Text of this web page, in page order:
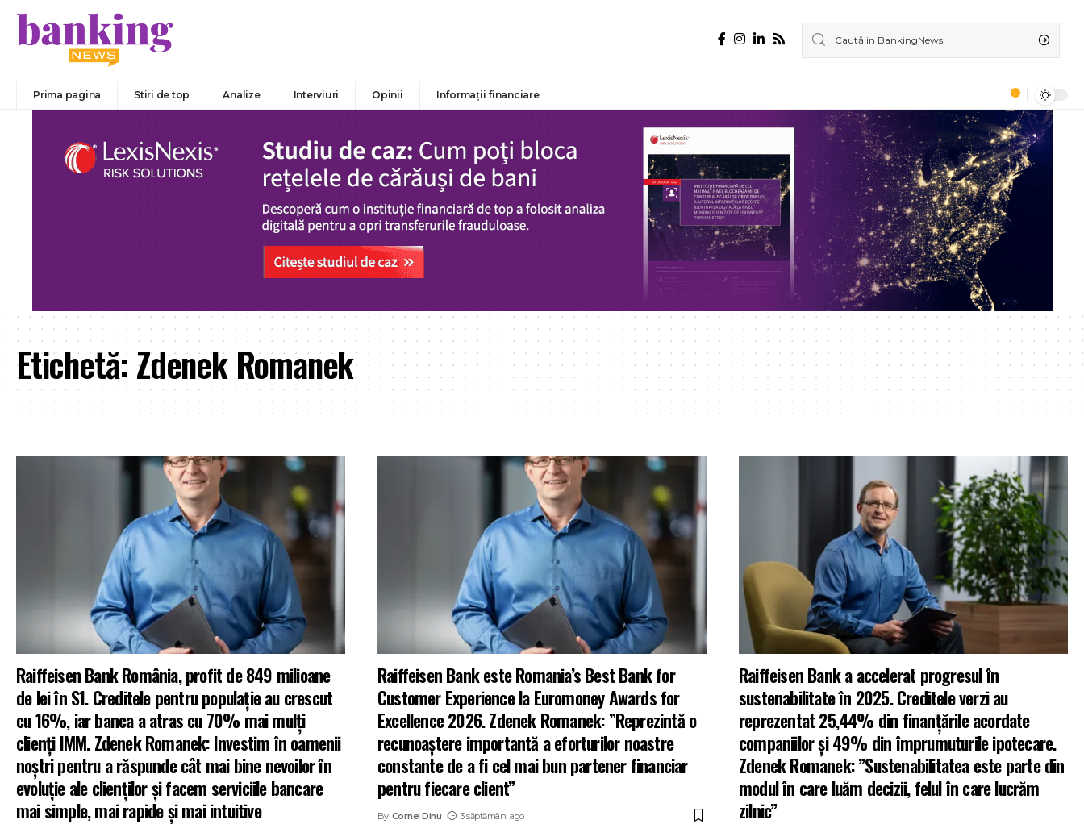
Prima pagina Stiri de top Analize Interviuri Opinii Informații financiare
Etichetă:Zdenek Romanek
Raiffeisen Bank România, profit de 849 milioane
de lei în S1. Creditele pentru populație au crescut
cu 16%, iar banca a atras cu 70% mai mulți
clienți IMM. Zdenek Romanek: Investim în oamenii
noștri pentru a răspunde cât mai bine nevoilor în
evoluție ale clienților și facem serviciile bancare
mai simple, mai rapide și mai intuitive
Raiffeisen Bank este Romania’s Best Bank for
Customer Experience la Euromoney Awards for
Excellence 2026. Zdenek Romanek: ”Reprezintă o
recunoaștere importantă a eforturilor noastre
constante de a fi cel mai bun partener financiar
pentru fiecare client”
By Cornel Dinu 3 săptămâni ago
Raiffeisen Bank a accelerat progresul în
sustenabilitate în 2025. Creditele verzi au
reprezentat 25,44% din finanțările acordate
companiilor și 49% din împrumuturile ipotecare.
Zdenek Romanek: ”Sustenabilitatea este parte din
modul în care luăm decizii, felul în care lucrăm
zilnic”